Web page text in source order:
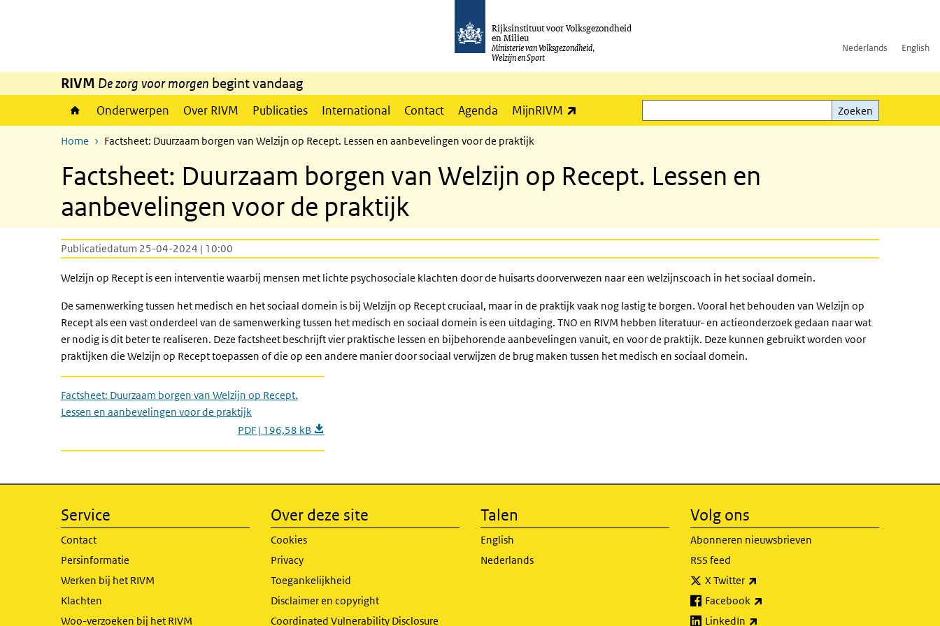
Rijksinstituut voor Volksgezondheid
en Milieu
Ministerie van Volksgezondheid,
Welzijn en Sport
Nederlands English
RIVM De zorg voor morgen begint vandaag
Onderwerpen Over RIVM Publicaties International Contact Agenda MijnRIVM
Zoeken
Zoeken
Home Factsheet: Duurzaam borgen van Welzijn op Recept. Lessen en aanbevelingen voor de praktijk
Factsheet: Duurzaam borgen van Welzijn op Recept. Lessen en
aanbevelingen voor de praktijk
Publicatiedatum 25-04-2024 | 10:00
Welzijn op Recept is een interventie waarbij mensen met lichte psychosociale klachten door de huisarts doorverwezen naar een welzijnscoach in het sociaal domein.
De samenwerking tussen het medisch en het sociaal domein is bij Welzijn op Recept cruciaal, maar in de praktijk vaak nog lastig te borgen. Vooral het behouden van Welzijn op
Recept als een vast onderdeel van de samenwerking tussen het medisch en sociaal domein is een uitdaging. TNO en RIVM hebben literatuur- en actieonderzoek gedaan naar wat
er nodig is dit beter te realiseren. Deze factsheet beschrijft vier praktische lessen en bijbehorende aanbevelingen vanuit, en voor de praktijk. Deze kunnen gebruikt worden voor
praktijken die Welzijn op Recept toepassen of die op een andere manier door sociaal verwijzen de brug maken tussen het medisch en sociaal domein.
Factsheet: Duurzaam borgen van Welzijn op Recept.
Lessen en aanbevelingen voor de praktijk
PDF | 196,58 kB
Service
Contact
Persinformatie
Werken bij het RIVM
Klachten
Woo-verzoeken bij het RIVM
Over deze site
Cookies
Privacy
Toegankelijkheid
Disclaimer en copyright
Coordinated Vulnerability Disclosure
Talen
English
Nederlands
Volg ons
Abonneren nieuwsbrieven
RSS feed
X Twitter
Facebook
LinkedIn